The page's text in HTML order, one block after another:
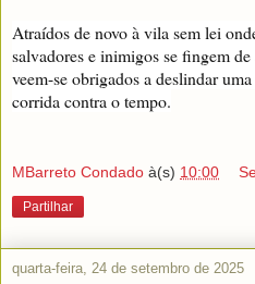
Atraídos de novo à vila sem lei
salvadores e inimigos se fingem
veem-se obrigados a deslindar
corrida contra o tempo.
MBarreto Condado à(s) 10:00
Partilhar
quarta-feira, 24 de setembro de 2025